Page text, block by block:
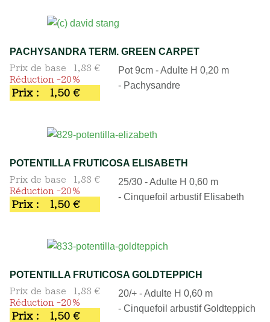
PACHYSANDRA TERM. GREEN CARPET
Prix de base
1,88 €
Réduction -20%
Prix : 1,50 €
Pot 9cm - Adulte H 0,20 m
- Pachysandre
POTENTILLA FRUTICOSA ELISABETH
Prix de base
1,88 €
Réduction -20%
Prix : 1,50 €
25/30 - Adulte H 0,60 m
- Cinquefoil arbustif Elisabeth
POTENTILLA FRUTICOSA GOLDTEPPICH
Prix de base
1,88 €
Réduction -20%
Prix : 1,50 €
20/+ - Adulte H 0,60 m
- Cinquefoil arbustif Goldteppich